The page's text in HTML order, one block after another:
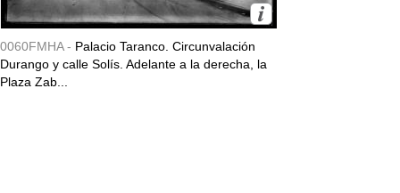
0060FMHA - Palacio Taranco. Circunvalación
Durango y calle Solís. Adelante a la derecha, la
Plaza Zab...